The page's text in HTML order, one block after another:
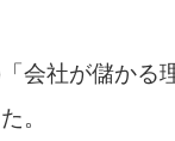
会社が儲かる
。